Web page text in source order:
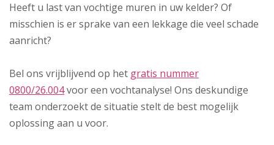
Heeft u last van vochtige muren in uw kelder? Of
misschien is er sprake van een lekkage die veel schade
aanricht?
Bel ons vrijblijvend op het gratis nummer
0800/26.004voor een vochtanalyse! Ons deskundige
team onderzoekt de situatie stelt de best mogelijk
oplossing aan u voor.